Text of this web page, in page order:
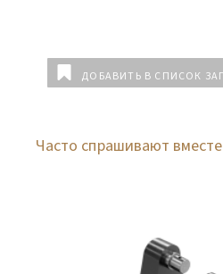
ДОБАВИТЬ В СПИСОК
Часто спрашивают вместе